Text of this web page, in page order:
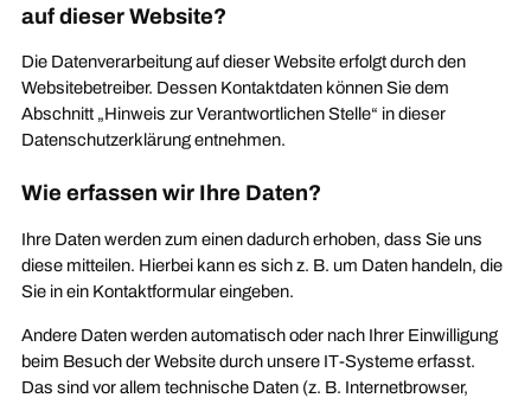
auf dieser Website?
Die Datenverarbeitung auf dieser Website erfolgt durch den
Websitebetreiber. Dessen Kontaktdaten können Sie dem
Abschnitt „Hinweis zur Verantwortlichen Stelle“ in dieser
Datenschutzerklärung entnehmen.
Wie erfassen wir Ihre Daten?
Ihre Daten werden zum einen dadurch erhoben, dass Sie uns
diese mitteilen. Hierbei kann es sich z. B. um Daten handeln, die
Sie in ein Kontaktformular eingeben.
Andere Daten werden automatisch oder nach Ihrer Einwilligung
beim Besuch der Website durch unsere IT-Systeme erfasst.
Das sind vor allem technische Daten (z. B. Internetbrowser,